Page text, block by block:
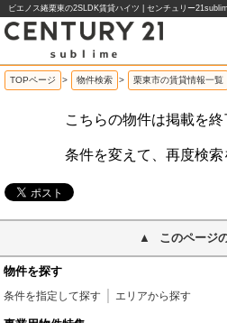
ビエノス綣栗東の2SLDK賃貸ハイツ | センチュリー
TOPページ > 物件検索 > 栗東市の賃貸情報一覧
こちらの物件は掲載を終
条件を変えて、再度検索
このページ
物件を探す
条件を指定して探す エリアから探す